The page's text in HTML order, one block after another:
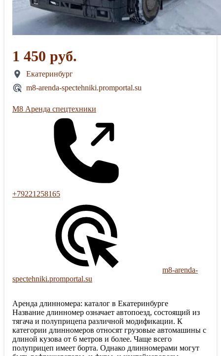
1 450 руб.
Екатеринбург
m8-arenda-spectehniki.promportal.su
М8 Аренда спецтехники
+79221258165
m8-arenda-
spectehniki.promportal.su
Аренда длинномера: каталог в Екатеринбурге
Название длинномер означает автопоезд, состоящий из
тягача и полуприцепа различной модификации. К
категории длинномеров относят грузовые автомашины с
длиной кузова от 6 метров и более. Чаще всего
полуприцеп имеет борта. Однако длинномерами могут